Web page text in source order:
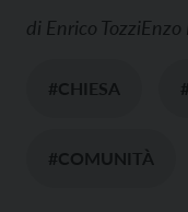
di Enrico TozziEnzo
#CHIESA
#COMUNITÀ